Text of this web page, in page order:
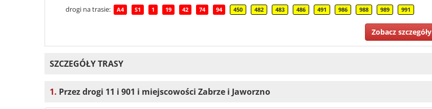
drogi na trasie: A4 S1 1 19 42 74 94 450 482 483 486 491 986 988 989 991
Zobacz szczegóły
SZCZEGÓŁY TRASY
1. Przez drogi 11 i 901 i miejscowości Zabrze i Jaworzno